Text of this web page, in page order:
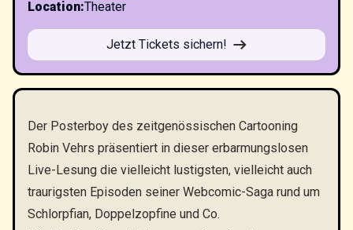
Location:Theater
Jetzt Tickets sichern!
Der Posterboy des zeitgenössischen Cartooning
Robin Vehrs präsentiert in dieser erbarmungslosen
Live-Lesung die vielleicht lustigsten, vielleicht auch
traurigsten Episoden seiner Webcomic-Saga rund um
Schlorpfian, Doppelzopfine und Co.